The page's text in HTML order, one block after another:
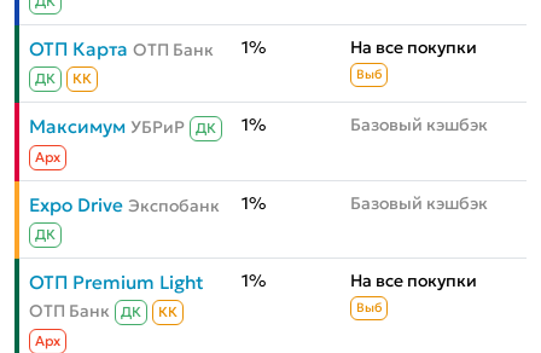
ОТП Карта ОТП Банк
ДК КК
1% На все покупки
Выб
Максимум УБРиР
ДК
Aрх
1% Базовый кэшбэк
Expo Drive Экспобанк
ДК
1% Базовый кэшбэк
ОТП Premium Light
ОТП Банк ДК
КК
Aрх
1% На все покупки
Выб